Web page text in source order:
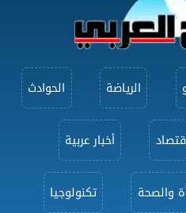
الرياضة الحوادث
أخبار عربية
والصحة تكنولوجيا